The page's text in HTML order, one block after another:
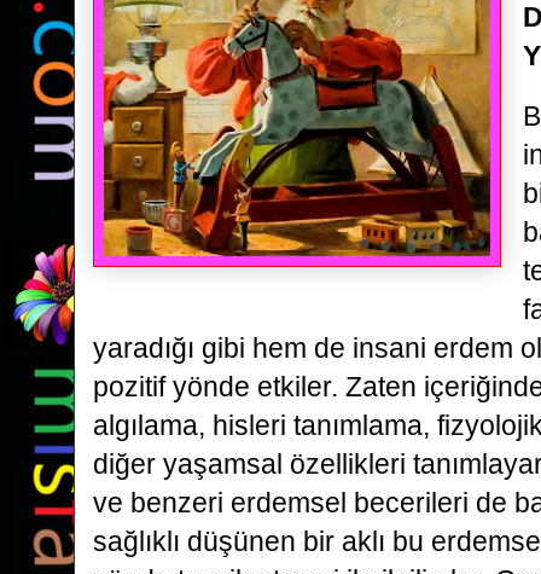
yaradığı gibi hem de insani erdem
pozitif yönde etkiler. Zaten
algılama, hisleri tanımlama,
diğer yaşamsal özellikleri
ve benzeri erdemsel becerileri de
sağlıklı düşünen bir aklı bu